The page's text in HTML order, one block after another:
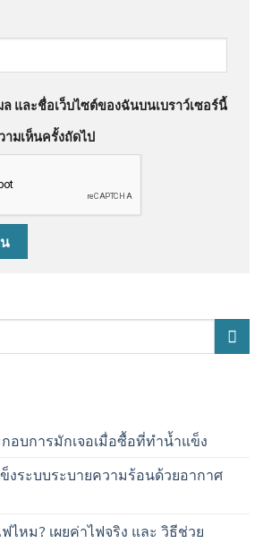
และชื่อเว็บไซต์ของฉันบนเบราว์เซอร์นี้
มเห็นครั้งถัดไป
อบการมักเจอเมื่อซื้อที่ทำน้ำแข็ง
งระบบระบายความร้อนด้วยอากาศ
ไหม? เผยค่าไฟจริง และ วิธีช่วย